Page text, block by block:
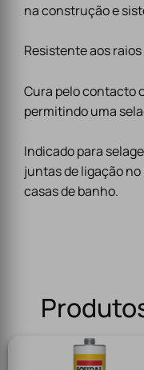
na construção e
Resistente aos
Cura pelo contacto
permitindo uma
Indicado para
juntas de ligação
casas de banho.